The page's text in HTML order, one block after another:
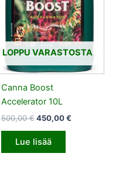
LOPPU VARASTOSTA
Canna Boost
Accelerator 10L
500,00€ 450,00€
Lue lisää